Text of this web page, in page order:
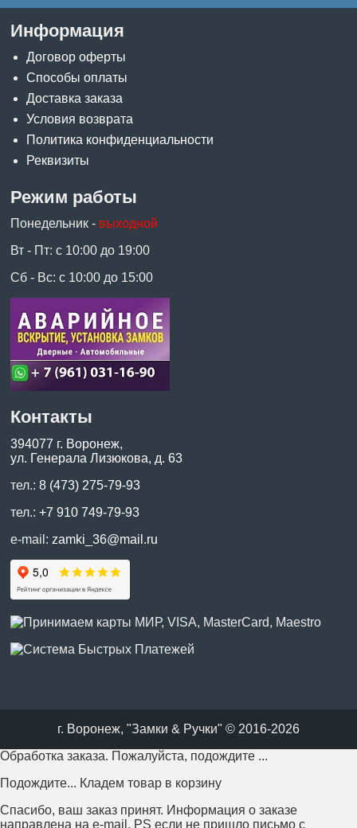
Информация
Договор оферты
Способы оплаты
Доставка заказа
Условия возврата
Политика конфиденциальности
Реквизиты
Режим работы
Понедельник - выходной
Вт - Пт: с 10:00 до 19:00
Сб - Вс: с 10:00 до 15:00
Контакты
394077 г. Воронеж,
ул. Генерала Лизюкова, д. 63
тел.:8 (473) 275-79-93
тел.:+7 910 749-79-93
e-mail: zamki_36@mail.ru
г. Воронеж, "Замки & Ручки" © 2016-2026
Обработка заказа. Пожалуйста, подождите ...
Подождите... Кладем товар в корзину
Спасибо, ваш заказ принят. Информация о заказе
направлена на e-mail. PS если не пришло письмо с